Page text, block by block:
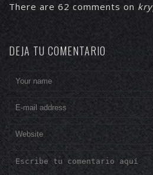
There are 62 comments on
DEJA TU COMENTARIO